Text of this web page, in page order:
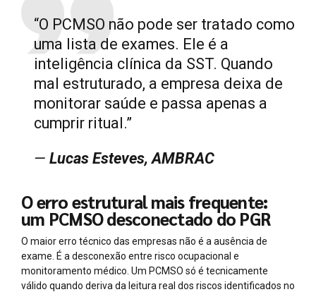
“O PCMSO não pode ser tratado como
uma lista de exames. Ele é a
inteligência clínica da SST. Quando
mal estruturado, a empresa deixa de
monitorar saúde e passa apenas a
cumprir ritual.”
— Lucas Esteves, AMBRAC
O erro estrutural mais frequente:
um PCMSO desconectado do PGR
O maior erro técnico das empresas não é a ausência de
exame. É a desconexão entre risco ocupacional e
monitoramento médico. Um PCMSO só é tecnicamente
válido quando deriva da leitura real dos riscos identificados no